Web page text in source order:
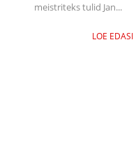
meistriteks tulid Jan...
LOE EDASI